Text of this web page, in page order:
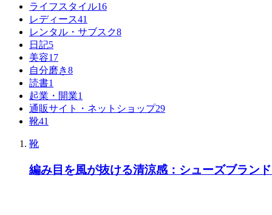
ライフスタイル16
レディース41
レンタル・サブスク8
日記5
美容17
自分磨き8
読書1
起業・開業1
通販サイト・ネットショップ29
靴41
靴
編み目を風が抜ける清涼感：シューズブラン